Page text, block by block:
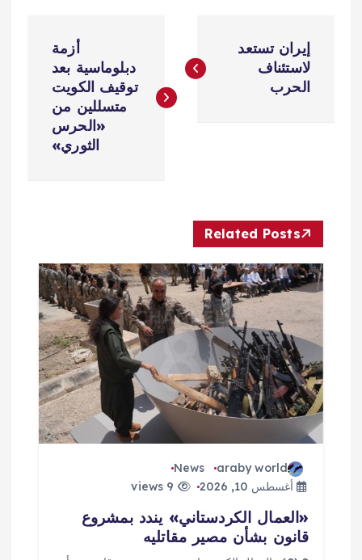
ص
م
ق
إيران تستعد
لاستئناف
الحرب
أزمة
دبلوماسية بعد
توقيف الكويت
متسللين من
«الحرس
الثوري»
Related Posts
araby world
News
أغسطس 10, 2026
«العمال الكردستاني» يندد بمشروع
قانون بشأن مصير مقاتليه